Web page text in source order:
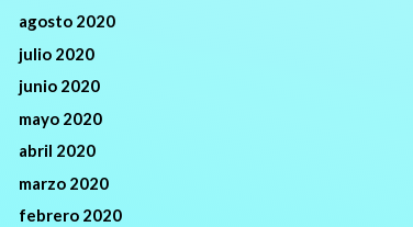
agosto 2020
julio 2020
junio 2020
mayo 2020
abril 2020
marzo 2020
febrero 2020